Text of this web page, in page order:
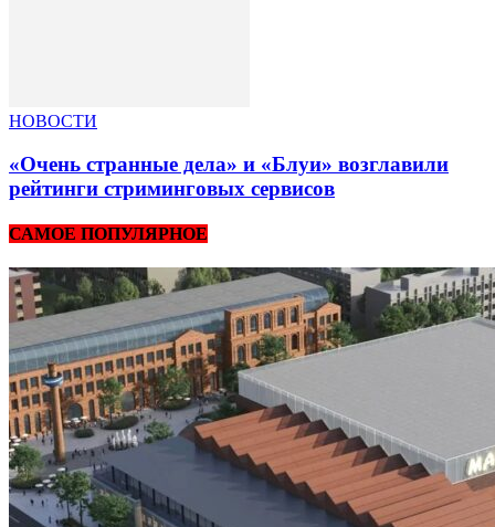
НОВОСТИ
«Очень странные дела» и «Блуи» возглавили
рейтинги стриминговых сервисов
САМОЕ ПОПУЛЯРНОЕ